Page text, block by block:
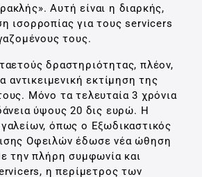
Αυτή είναι η διαρκής,
ισορροπίας για τους servicers
τους.
δραστηριότητας, πλέον,
αντικειμενική εκτίμηση της
Μόνο τα τελευταία 3 χρόνια
ύψους 20 δις ευρώ. Η
όπως ο Εξωδικαστικός
Οφειλών έδωσε νέα ώθηση
την πλήρη συμφωνία και
η περίμετρος των